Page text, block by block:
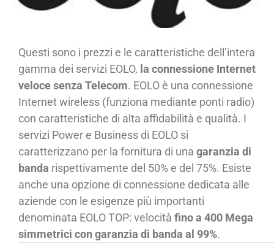
Questi sono i prezzi e le caratteristiche dell’intera
gamma dei servizi EOLO, la connessione Internet
veloce senza Telecom. EOLO è una connessione
Internet wireless (funziona mediante ponti radio)
con caratteristiche di alta affidabilità e qualità. I
servizi Power e Business di EOLO si
caratterizzano per la fornitura di una garanzia di
banda rispettivamente del 50% e del 75%. Esiste
anche una opzione di connessione dedicata alle
aziende con le esigenze più importanti
denominata EOLO TOP: velocità fino a 400 Mega
simmetrici con garanzia di banda al 99%.